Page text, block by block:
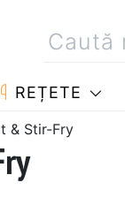
REȚETE
& Stir-Fry